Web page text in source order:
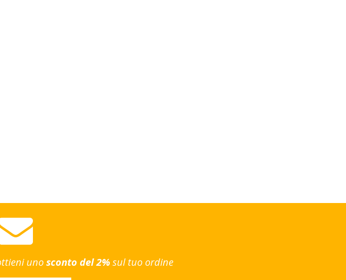
unosconto del 2%sul tuo ordine